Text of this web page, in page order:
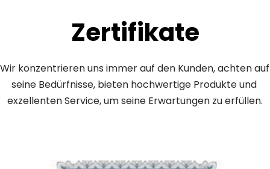
Zertifikate
Wir konzentrieren uns immer auf den Kunden, achten auf
seine Bedürfnisse, bieten hochwertige Produkte und
exzellenten Service, um seine Erwartungen zu erfüllen.